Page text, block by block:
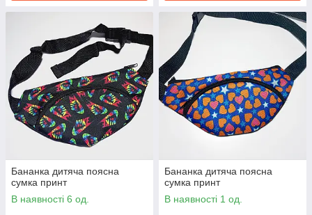
Бананка дитяча поясна
сумка принт
В наявності 6 од.
Бананка дитяча поясна
сумка принт
В наявності 1 од.